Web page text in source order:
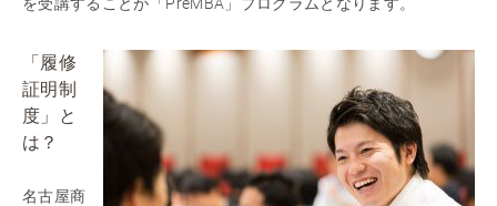
「履修
証明制
度」と
は？
名古屋商